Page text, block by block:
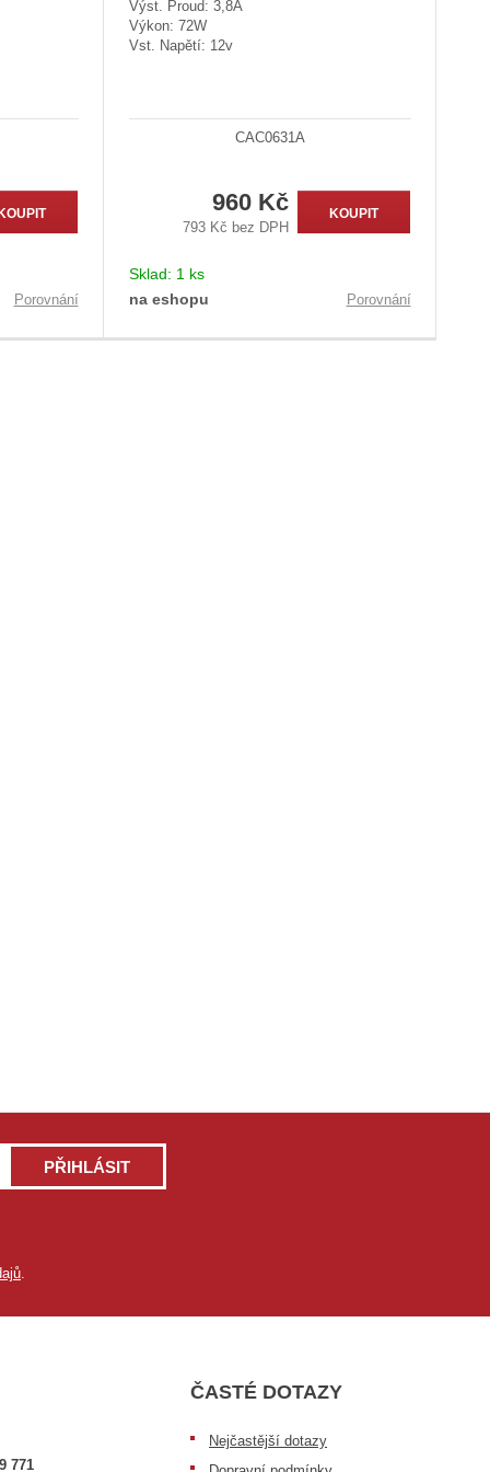
Porovnání
Výst. Proud: 3,8A
Výkon: 72W
Vst. Napětí: 12v
CAC0631A
960 Kč
793 Kč bez DPH
KOUPIT
Sklad: 1 ks
na eshopu
Porovnání
PŘIHLÁSIT
.
771
ČASTÉ DOTAZY
Nejčastější dotazy